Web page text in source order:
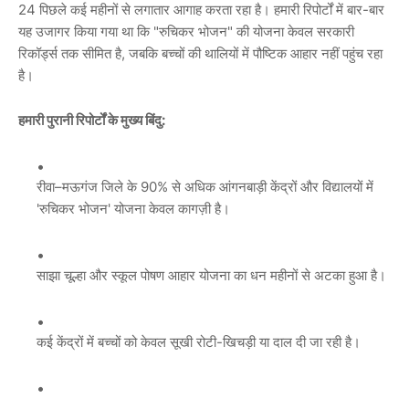
24 पिछले कई महीनों से लगातार आगाह करता रहा है। हमारी रिपोर्टों में बार-बार
यह उजागर किया गया था कि "रुचिकर भोजन" की योजना केवल सरकारी
रिकॉर्ड्स तक सीमित है, जबकि बच्चों की थालियों में पौष्टिक आहार नहीं पहुंच रहा
है।
हमारी पुरानी रिपोर्टों के मुख्य बिंदु:
रीवा–मऊगंज जिले के 90% से अधिक आंगनबाड़ी केंद्रों और विद्यालयों में
'रुचिकर भोजन' योजना केवल कागज़ी है।
साझा चूल्हा और स्कूल पोषण आहार योजना का धन महीनों से अटका हुआ है।
कई केंद्रों में बच्चों को केवल सूखी रोटी-खिचड़ी या दाल दी जा रही है।